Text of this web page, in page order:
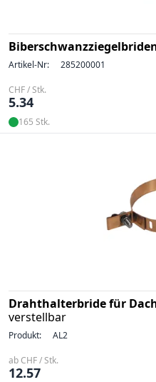
Artikel-Nr: 285200001
CHF / Stk.
5.34
165 Stk.
Drahthalterbride für
verstellbar
Produkt: AL2
ab CHF / Stk.
12.57